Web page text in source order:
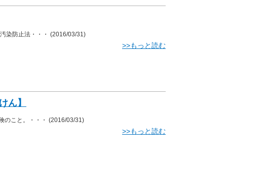
染防止法・・・ (2016/03/31)
>>もっと読む
ん】
のこと。・・・ (2016/03/31)
>>もっと読む